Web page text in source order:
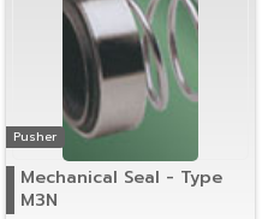
Pusher
Mechanical Seal - Type
M3N